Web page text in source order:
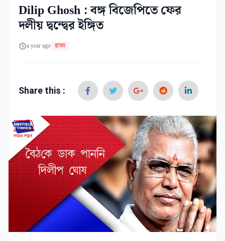
Dilip Ghosh : বঙ্গ বিজেপিতে ফের
দলীয় দ্বন্দ্বের ইঙ্গিত
a year ago রাজ্য
Share this :